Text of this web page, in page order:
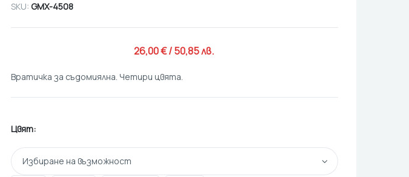
SKU: GMX-4508
26,00 € / 50,85 лв.
Вратичка за съдомиялна. Четири цвята.
Цвят
Избиране на възможност